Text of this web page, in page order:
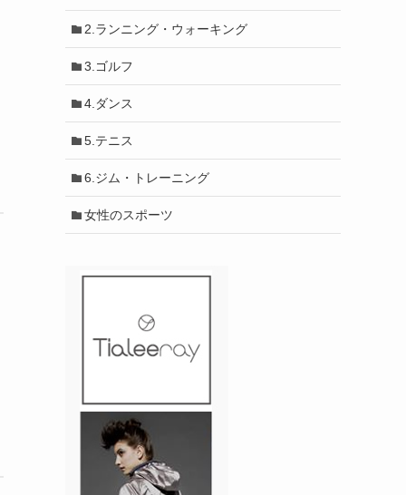
2.ランニング・ウォーキング
3.ゴルフ
4.ダンス
5.テニス
6.ジム・トレーニング
女性のスポーツ